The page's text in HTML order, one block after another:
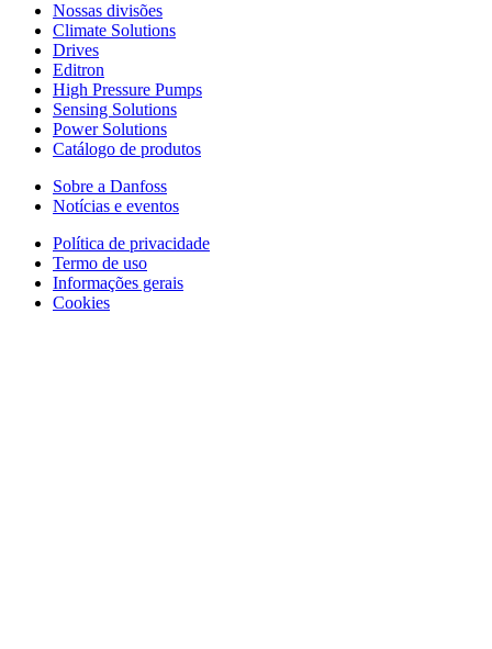
Nossas divisões
Climate Solutions
Drives
Editron
High Pressure Pumps
Sensing Solutions
Power Solutions
Catálogo de produtos
Sobre a Danfoss
Notícias e eventos
Política de privacidade
Termo de uso
Informações gerais
Cookies